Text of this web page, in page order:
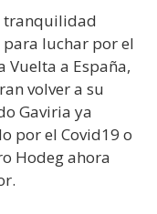
tranquilidad
luchar por el
Vuelta a España,
volver a su
Gaviria ya
por el Covid19 o
Hodeg ahora